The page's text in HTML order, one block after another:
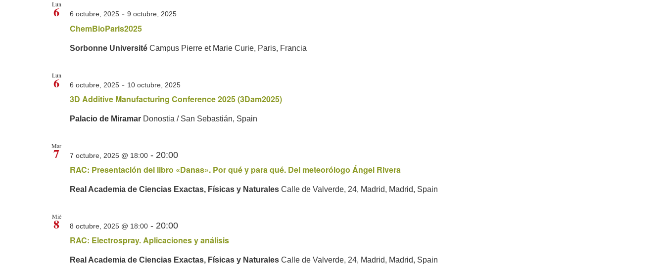
Lun
6 6 octubre, 2025 - 9 octubre, 2025
ChemBioParis2025
Sorbonne Université Campus Pierre et Marie Curie, Paris, Francia
Lun
6 6 octubre, 2025 - 10 octubre, 2025
3D Additive Manufacturing Conference 2025 (3Dam2025)
Palacio de Miramar Donostia / San Sebastián, Spain
Mar
7 7 octubre, 2025 @ 18:00 - 20:00
RAC: Presentación del libro «Danas». Por qué y para qué. Del meteorólogo Ángel Rivera
Real Academia de Ciencias Exactas, Físicas y Naturales Calle de Valverde, 24, Madrid, Madrid, Spain
Mié
8 8 octubre, 2025 @ 18:00 - 20:00
RAC: Electrospray. Aplicaciones y análisis
Real Academia de Ciencias Exactas, Físicas y Naturales Calle de Valverde, 24, Madrid, Madrid, Spain